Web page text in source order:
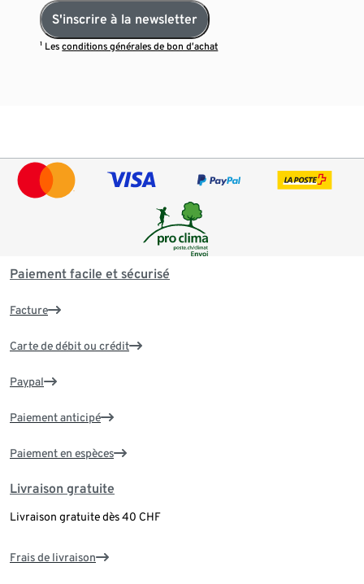
S'inscrire à la newsletter
¹ Lesconditions générales de bon d’achat
Paiement facile et sécurisé
Facture
Carte de débit ou crédit
Paypal
Paiement anticipé
Paiement en espèces
Livraison gratuite
Livraison gratuite dès 40 CHF
Frais de livraison